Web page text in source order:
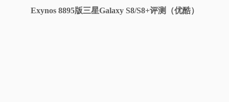
Exynos 8895版三星Galaxy S8/S8+评测（优酷）